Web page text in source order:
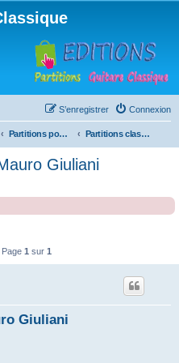
Connexion
S’enregistrer
Partitions pour guitare en libre téléchargement Partitions classées par titre et niveau
Giuliani
1 sur 1
Giuliani